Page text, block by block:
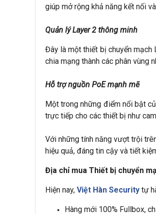
giúp mở rộng khả năng kết nối
Quản lý Layer 2 thông minh
Đây là một thiết bị chuyển mạch
chia mạng thành các phân vùng
Hỗ trợ nguồn PoE mạnh mẽ
Một trong những điểm nổi bật
trực tiếp cho các thiết bị như
Với những tính năng vượt trội
hiệu quả, đáng tin cậy và tiết
Địa chỉ mua Thiết bị chuyển
Hiện nay, Việt Hàn Security tự
Hàng mới 100% Fullbox,